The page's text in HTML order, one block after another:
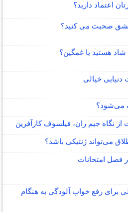
اعتماد دارید؟
عشق صحبت می کنید؟
هستيد يا غمگين؟
خیالی
می‌شود؟
می‌تواند ژنتیکی باشد؟
فصل امتحانات
برای رفع خواب آلودگی به هنگام